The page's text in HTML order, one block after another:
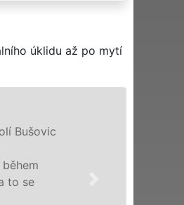
úklidu až po mytí
EXTRA UKLÍZENÍ
úklidové služby NON-
pro všechny obchodní
v celém Plzeňském kraji s